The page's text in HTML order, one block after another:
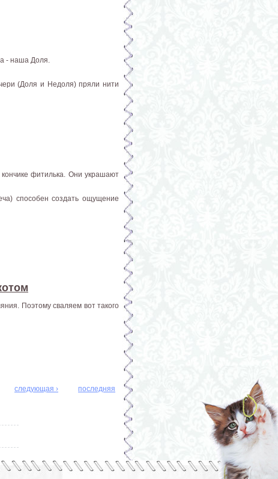
- наша Доля.
(Доля и Недоля) пряли нити
фитилька. Они украшают
способен создать ощущение
Поэтому сваляем вот такого
следующая ›
последняя